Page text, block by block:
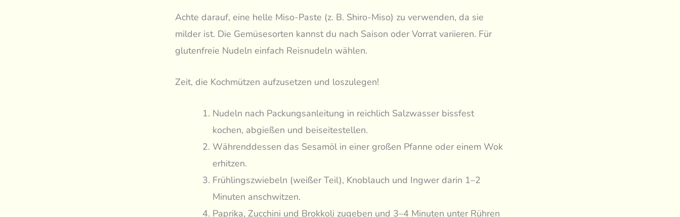
Achte darauf, eine helle Miso-Paste (z. B. Shiro-Miso) zu verwenden, da sie
milder ist. Die Gemüsesorten kannst du nach Saison oder Vorrat variieren. Für
glutenfreie Nudeln einfach Reisnudeln wählen.
Zeit, die Kochmützen aufzusetzen und loszulegen!
Nudeln nach Packungsanleitung in reichlich Salzwasser bissfest
kochen, abgießen und beiseitestellen.
Währenddessen das Sesamöl in einer großen Pfanne oder einem Wok
erhitzen.
Frühlingszwiebeln (weißer Teil), Knoblauch und Ingwer darin 1–2
Minuten anschwitzen.
Paprika, Zucchini und Brokkoli zugeben und 3–4 Minuten unter Rühren